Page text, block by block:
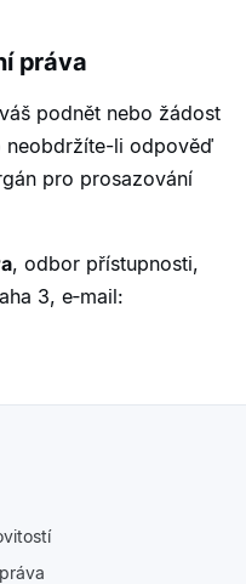
práva
podnět nebo žádost
neobdržíte-li odpověď
pro prosazování
, odbor přístupnosti,
3, e‑mail: